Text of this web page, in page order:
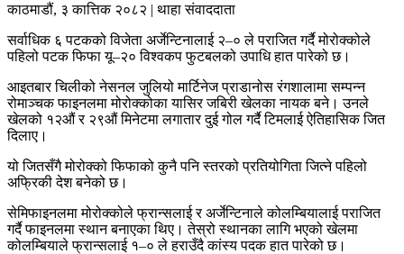
काठमाडौं, ३ कात्तिक २०८२ | थाहा संवाददाता
सर्वाधिक ६ पटकको विजेता अर्जेन्टिनालाई २–० ले पराजित गर्दै मोरोक्कोले
पहिलो पटक फिफा यू–२० विश्वकप फुटबलको उपाधि हात पारेको छ।
आइतबार चिलीको नेसनल जुलियो मार्टिनेज प्राडानोस रंगशालामा सम्पन्न
रोमाञ्चक फाइनलमा मोरोक्कोका यासिर जबिरी खेलका नायक बने। उनले
खेलको १२औं र २९औं मिनेटमा लगातार दुई गोल गर्दै टिमलाई ऐतिहासिक जित
दिलाए।
यो जितसँगै मोरोक्को फिफाको कुनै पनि स्तरको प्रतियोगिता जित्ने पहिलो
अफ्रिकी देश बनेको छ।
सेमिफाइनलमा मोरोक्कोले फ्रान्सलाई र अर्जेन्टिनाले कोलम्बियालाई पराजित
गर्दै फाइनलमा स्थान बनाएका थिए। तेस्रो स्थानका लागि भएको खेलमा
कोलम्बियाले फ्रान्सलाई १–० ले हराउँदै कांस्य पदक हात पारेको छ।